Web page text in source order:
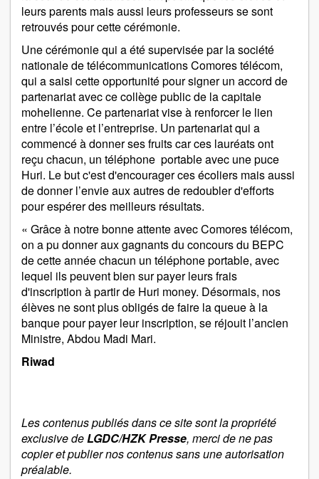
leurs parents mais aussi leurs professeurs se sont
retrouvés pour cette cérémonie.
Une cérémonie qui a été supervisée par la société
nationale de télécommunications Comores télécom,
qui a saisi cette opportunité pour signer un accord de
partenariat avec ce collège public de la capitale
mohelienne. Ce partenariat vise à renforcer le lien
entre l’école et l’entreprise. Un partenariat qui a
commencé à donner ses fruits car ces lauréats ont
reçu chacun, un téléphone portable avec une puce
Huri. Le but c'est d'encourager ces écoliers mais aussi
de donner l’envie aux autres de redoubler d'efforts
pour espérer des meilleurs résultats.
« Grâce à notre bonne attente avec Comores télécom,
on a pu donner aux gagnants du concours du BEPC
de cette année chacun un téléphone portable, avec
lequel ils peuvent bien sur payer leurs frais
d'inscription à partir de Huri money. Désormais, nos
élèves ne sont plus obligés de faire la queue à la
banque pour payer leur inscription, se réjouit l’ancien
Ministre, Abdou Madi Mari.
Riwad
Les contenus publiés dans ce site sont la propriété
exclusive deLGDC/HZK Presse, merci de ne pas
copier et publier nos contenus sans une autorisation
préalable.